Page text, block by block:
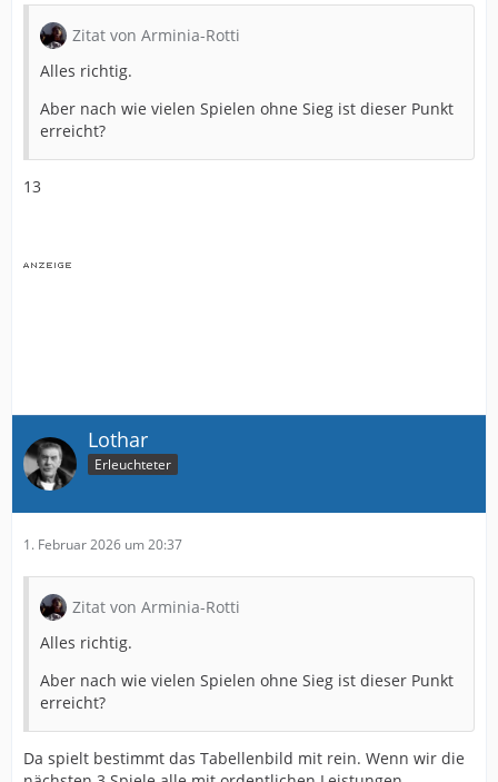
Zitat von Arminia-Rotti
Alles richtig.
Aber nach wie vielen Spielen ohne Sieg ist dieser Punkt
erreicht?
13
Lothar
Erleuchteter
1. Februar 2026 um 20:37
Zitat von Arminia-Rotti
Alles richtig.
Aber nach wie vielen Spielen ohne Sieg ist dieser Punkt
erreicht?
Da spielt bestimmt das Tabellenbild mit rein. Wenn wir die